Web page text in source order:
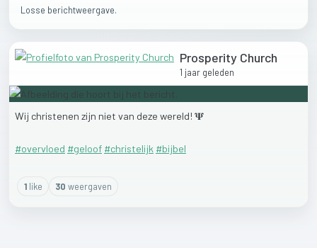
Losse berichtweergave.
Prosperity Church
1 jaar geleden
Wij christenen zijn niet van deze wereld! 𝚿
#overvloed #geloof #christelijk #bijbel
1like 30 weergaven